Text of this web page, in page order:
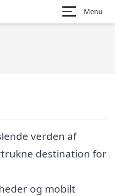
Menu
verden af
destination for
og mobilt